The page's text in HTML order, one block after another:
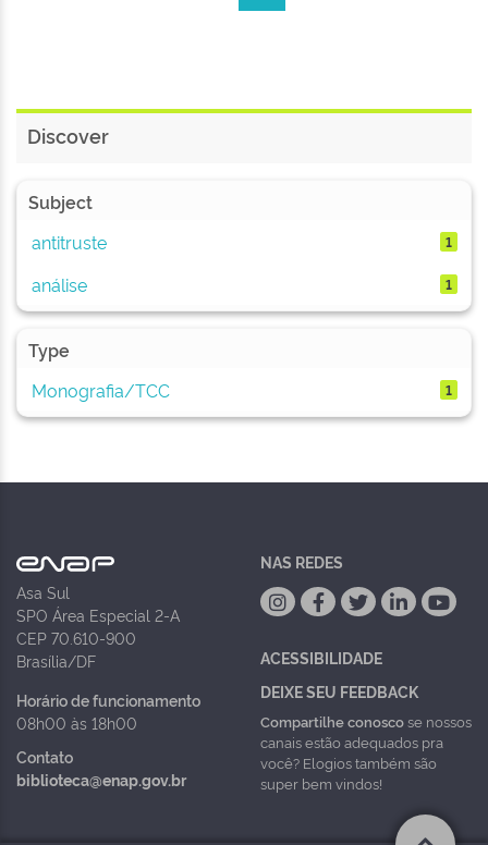
Discover
Subject
antitruste
1
análise 1
Type
Monografia/TCC
1
Asa Sul
SPO Área Especial 2-A
CEP 70.610-900
Brasília/DF
Horário de funcionamento
08h00 às 18h00
Contato
biblioteca@enap.gov.br
NAS REDES
ACESSIBILIDADE
DEIXE SEU FEEDBACK
Compartilhe conoscose nossos
canais estão adequados pra
você? Elogios também são
super bem vindos!